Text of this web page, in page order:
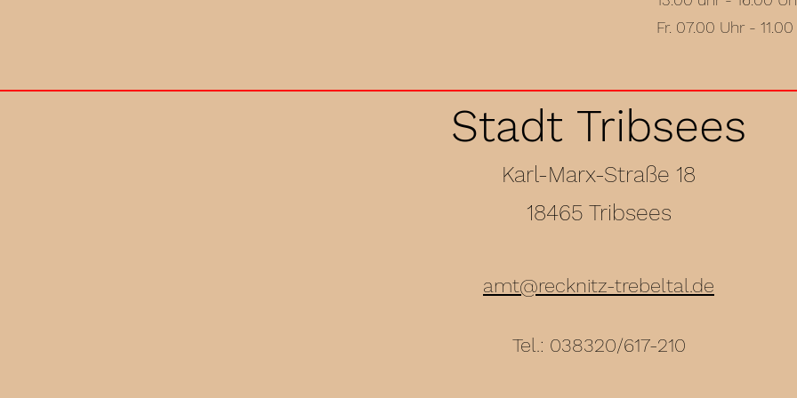
Fr. 07.00 Uhr -
Stadt Tribsees
Karl-Marx-Straße 18
18465 Tribsees
amt@recknitz-trebeltal.de
Tel.: 038320/617-210